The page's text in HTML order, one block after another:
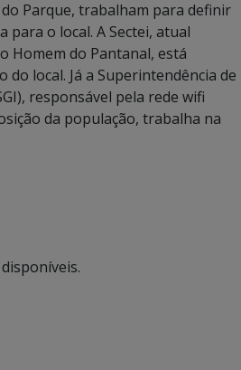
Parque, trabalham para definir
para o local. A Sectei, atual
Homem do Pantanal, está
do local. Já a Superintendência de
responsável pela rede wifi
da população, trabalha na